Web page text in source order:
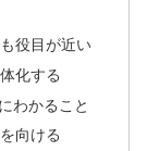
役目が近い
化する
わかること
向ける